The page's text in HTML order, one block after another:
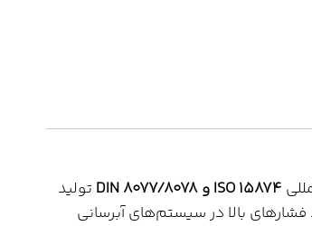
ISO 15874 و DIN 8077/8078
تولید
بالا در سیستم‌های آبرسانی